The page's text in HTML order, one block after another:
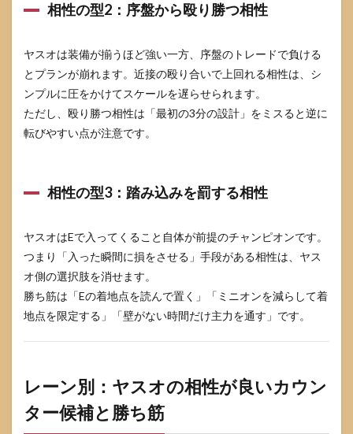
判断
5
レベ
ル
1〜
3で
負け
ない
故防
5.1
事故
は3パ
ター
ンで
起き
分の
チェ
ック
表
相性の型2：序盤から殴り勝つ相性
ヤスオは装備が揃うほど強い一方、序盤のトレードで負ける
とプランが崩れます。近接の殴り合いで上回れる相性は、シ
ンプルに圧をかけてスケールを遅らせられます。
ただし、殴り勝つ相性は「最初の3分の設計」をミスると逆に
転びやすい点が注意です。
相性の型3：踏み込みを罰する相性
ヤスオはEで入ってくること自体が前提のチャンピオンです。
つまり「入った瞬間に損をさせる」手段がある相性は、ヤス
オ側の選択肢を消せます。
勝ち筋は「Eの着地点を読んで置く」「ミニオンを減らして着
地点を限定する」「壁がない時間だけ主力を通す」です。
レーン別：ヤスオの相性が良いカウン
ター候補と勝ち筋